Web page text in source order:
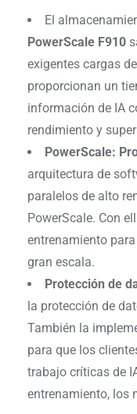
El
PowerScale F910
exigentes cargas
proporcionan un
información de IA
rendimiento y
PowerScale:
arquitectura de
paralelos de alto
PowerScale. Con
entrenamiento
gran escala.
Protección de
la protección de
También la
para que los
trabajo críticas de
entrenamiento, los